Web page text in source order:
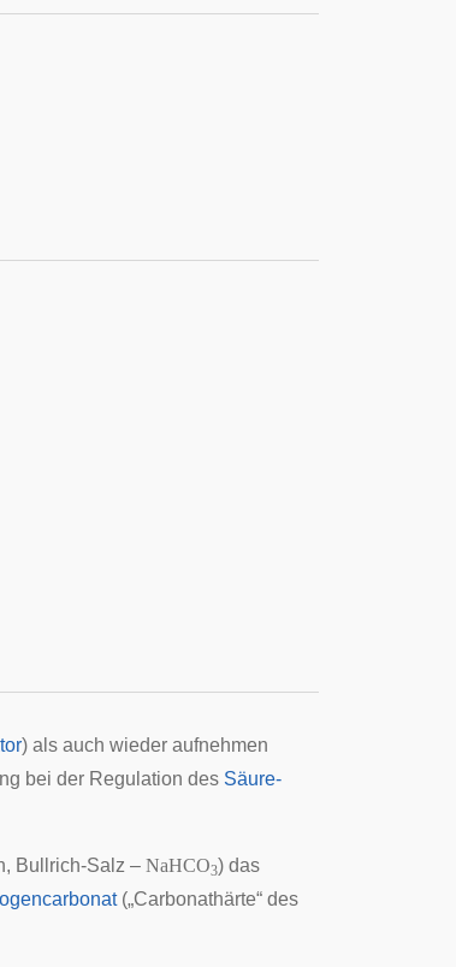
) als auch wieder aufnehmen
bei der Regulation des Säure-
Bullrich-Salz – NaHCO3) das
(„Carbonathärte“ des